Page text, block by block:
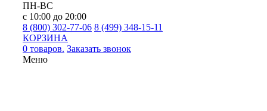
ПН-ВС
с 10:00 до 20:00
8 (800) 302-77-06 8 (499) 348-15-11
КОРЗИНА
0 товаров. Заказать звонок
Меню